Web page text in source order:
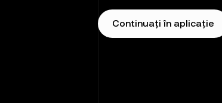
Continuați în aplicație